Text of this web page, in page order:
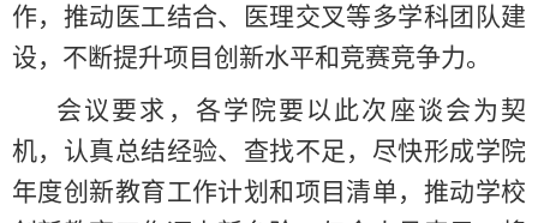
作，推动医工结合、医理交叉等多学科团队建
设，不断提升项目创新水平和竞赛竞争力。
会议要求，各学院要以此次座谈会为契
机，认真总结经验、查找不足，尽快形成学院
年度创新教育工作计划和项目清单，推动学校